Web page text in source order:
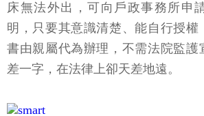
床無法外出，可向戶政事務所申
明，只要其意識清楚、能自行授權
書由親屬代為辦理，不需法院監護
差一字，在法律上卻天差地遠。